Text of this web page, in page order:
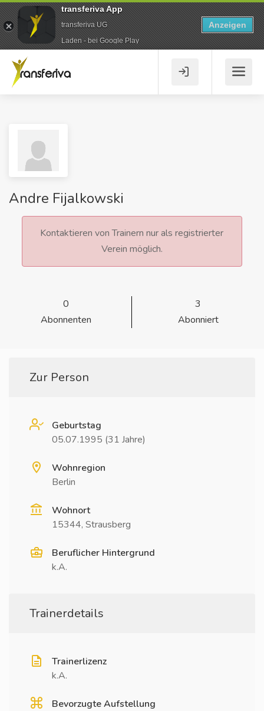
Andre Fijalkowski
Kontaktieren von Trainern nur als registrierter
Verein möglich.
0
Abonnenten
3
Abonniert
Zur Person
Geburtstag
05.07.1995 (31 Jahre)
Wohnregion
Berlin
Wohnort
15344, Strausberg
Beruflicher Hintergrund
k.A.
Trainerdetails
Trainerlizenz
k.A.
Bevorzugte Aufstellung
transferiva App
transferiva UG
Laden - bei Google Play
Anzeigen